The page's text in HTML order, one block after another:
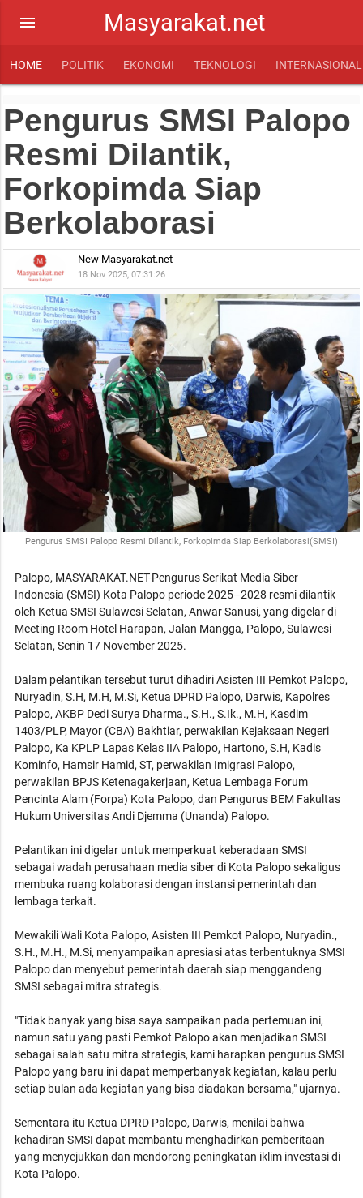
Masyarakat.net
menu
HOME POLITIK EKONOMI TEKNOLOGI INTERNASIONAL
Pengurus SMSI Palopo
Resmi Dilantik,
Forkopimda Siap
Berkolaborasi
New Masyarakat.net
18 Nov 2025, 07:31:26
Pengurus SMSI Palopo Resmi Dilantik, Forkopimda Siap Berkolaborasi(SMSI)
Palopo, MASYARAKAT.NET-Pengurus Serikat Media Siber
Indonesia (SMSI) Kota Palopo periode 2025–2028 resmi dilantik
oleh Ketua SMSI Sulawesi Selatan, Anwar Sanusi, yang digelar di
Meeting Room Hotel Harapan, Jalan Mangga, Palopo, Sulawesi
Selatan, Senin 17 November 2025.
Dalam pelantikan tersebut turut dihadiri Asisten III Pemkot Palopo,
Nuryadin, S.H, M.H, M.Si, Ketua DPRD Palopo, Darwis, Kapolres
Palopo, AKBP Dedi Surya Dharma., S.H., S.Ik., M.H, Kasdim
1403/PLP, Mayor (CBA) Bakhtiar, perwakilan Kejaksaan Negeri
Palopo, Ka KPLP Lapas Kelas IIA Palopo, Hartono, S.H, Kadis
Kominfo, Hamsir Hamid, ST, perwakilan Imigrasi Palopo,
perwakilan BPJS Ketenagakerjaan, Ketua Lembaga Forum
Pencinta Alam (Forpa) Kota Palopo, dan Pengurus BEM Fakultas
Hukum Universitas Andi Djemma (Unanda) Palopo.
Pelantikan ini digelar untuk memperkuat keberadaan SMSI
sebagai wadah perusahaan media siber di Kota Palopo sekaligus
membuka ruang kolaborasi dengan instansi pemerintah dan
lembaga terkait.
Mewakili Wali Kota Palopo, Asisten III Pemkot Palopo, Nuryadin.,
S.H., M.H., M.Si, menyampaikan apresiasi atas terbentuknya SMSI
Palopo dan menyebut pemerintah daerah siap menggandeng
SMSI sebagai mitra strategis.
"Tidak banyak yang bisa saya sampaikan pada pertemuan ini,
namun satu yang pasti Pemkot Palopo akan menjadikan SMSI
sebagai salah satu mitra strategis, kami harapkan pengurus SMSI
Palopo yang baru ini dapat memperbanyak kegiatan, kalau perlu
setiap bulan ada kegiatan yang bisa diadakan bersama," ujarnya.
Sementara itu Ketua DPRD Palopo, Darwis, menilai bahwa
kehadiran SMSI dapat membantu menghadirkan pemberitaan
yang menyejukkan dan mendorong peningkatan iklim investasi di
Kota Palopo.